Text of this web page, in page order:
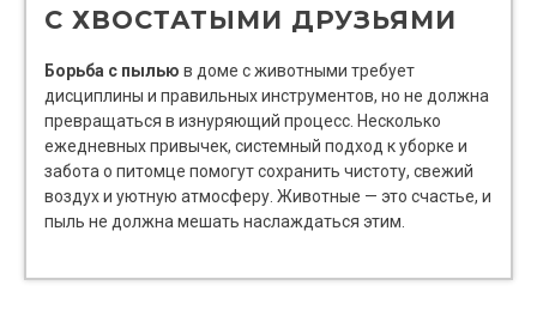
С ХВОСТАТЫМИ ДРУЗЬЯМИ
Борьба с пылью в доме с животными требует
дисциплины и правильных инструментов, но не должна
превращаться в изнуряющий процесс. Несколько
ежедневных привычек, системный подход к уборке и
забота о питомце помогут сохранить чистоту, свежий
воздух и уютную атмосферу. Животные — это счастье, и
пыль не должна мешать наслаждаться этим.